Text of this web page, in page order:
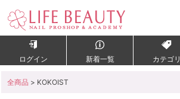
ログイン 新着一覧 カテゴリ
全商品 > KOKOIST